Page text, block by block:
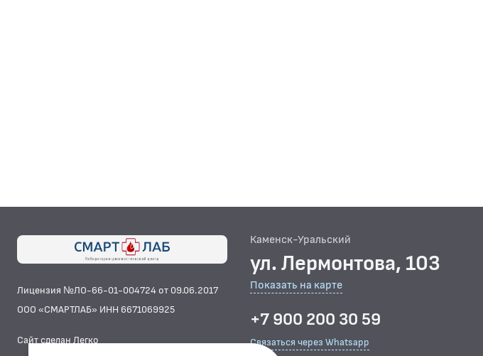
Лицензия №ЛО-66-01-004724 от 09.06.2017
ООО «СМАРТЛАБ» ИНН 6671069925
Сайт сделан Легко
Каменск-Уральский
ул. Лермонтова, 103
Показать на карте
+7 900 200 30 59
Связаться через Whatsapp